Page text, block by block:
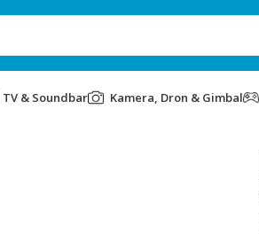
TV & Soundbar Kamera, Dron & Gimbal